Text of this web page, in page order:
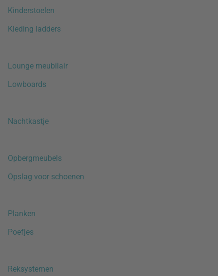
Kinderstoelen
Kleding ladders
Lounge meubilair
Lowboards
Nachtkastje
Opbergmeubels
Opslag voor schoenen
Planken
Poefjes
Reksystemen